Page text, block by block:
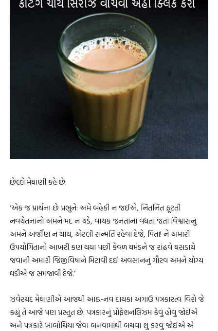
છેલ્લે મેઘાણી કહે છે:
‘એક જ પ્રાર્થના છે પ્રભુને: અમે બહેકી ન જઈએ, નિતનિત ફૂટતી
નવચેતનાનો અમને મદ ન ચડે, વાચક જનતાના વધતા જતા વિશ્વાસનું
અમને અર્જીણ ન થાય, એટલી સન્મતિ રહેવા દેજે, પિતા! ને અમારી
ઉપયોગિતાનો આખરી કણ થયા પછી કેવળ ઘમંડને જ રાંઢવે ઘસડાયે
જવાની અમારી જિજીવિષાને મિટાવી દઈ અવસાનનું ગૌરવ અમને યોગ્ય
ઘડીએ જ સમજાવી દેજે.’
ઝવેરચંદ મેઘાણીએ આજથી આઠ-નવ દાયકા અગાઉ પત્રકારત્વ વિશે જે
કહ્યું તે આજે પણ પ્રસ્તુત છે. પત્રકારનું પ્રોફેશનલિઝમ કેવું હોવું જોઈએ
અને પત્રકારે ખાબોચિયા જેવા બનવામાંથી બચવા શું કરવું જોઈએ એ